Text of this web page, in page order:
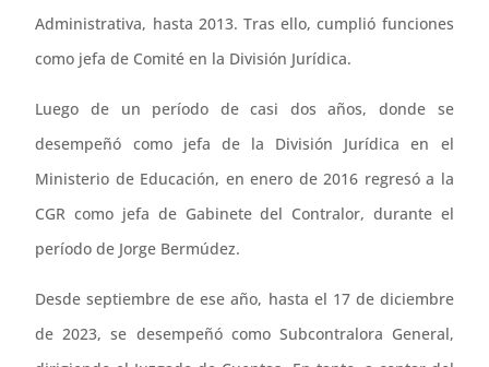
Administrativa, hasta 2013. Tras ello, cumplió funciones
como jefa de Comité en la División Jurídica.
Luego de un período de casi dos años, donde se
desempeñó como jefa de la División Jurídica en el
Ministerio de Educación, en enero de 2016 regresó a la
CGR como jefa de Gabinete del Contralor, durante el
período de Jorge Bermúdez.
Desde septiembre de ese año, hasta el 17 de diciembre
de 2023, se desempeñó como Subcontralora General,